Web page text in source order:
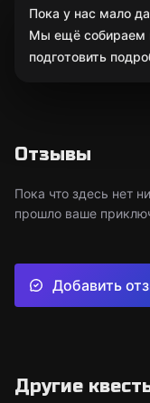
Пока у нас мало
Мы ещё собираем
подготовить
Отзывы
Пока что здесь нет
прошло ваше
Добавить
Другие